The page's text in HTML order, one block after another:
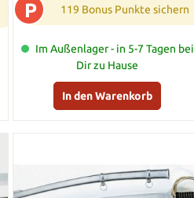
P 119 Bonus Punkte sichern
Im Außenlager - in 5-7 Tagen bei
Dir zu Hause
In den Warenkorb